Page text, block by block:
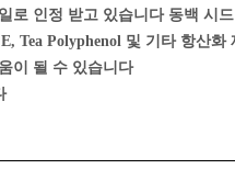
로 인정 받고 있습니다 동백 시
Tea Polyphenol 및 기타 항산화
이 될 수 있습니다